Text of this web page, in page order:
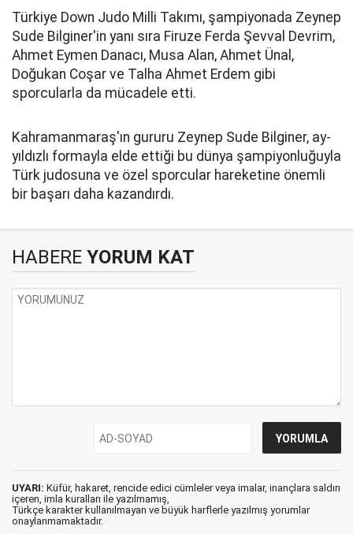
Türkiye Down Judo Milli Takımı, şampiyonada Zeynep
Sude Bilginer'in yanı sıra Firuze Ferda Şevval Devrim,
Ahmet Eymen Danacı, Musa Alan, Ahmet Ünal,
Doğukan Coşar ve Talha Ahmet Erdem gibi
sporcularla da mücadele etti.
Kahramanmaraş'ın gururu Zeynep Sude Bilginer, ay-
yıldızlı formayla elde ettiği bu dünya şampiyonluğuyla
Türk judosuna ve özel sporcular hareketine önemli
bir başarı daha kazandırdı.
HABERE YORUM KAT
UYARI: Küfür, hakaret, rencide edici cümleler veya imalar, inançlara saldırı
içeren, imla kuralları ile yazılmamış,
Türkçe karakter kullanılmayan ve büyük harflerle yazılmış yorumlar
onaylanmamaktadır.